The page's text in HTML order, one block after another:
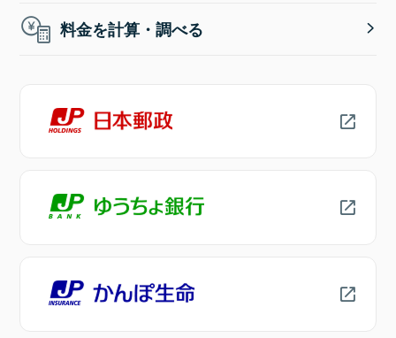
料金を計算・調べる